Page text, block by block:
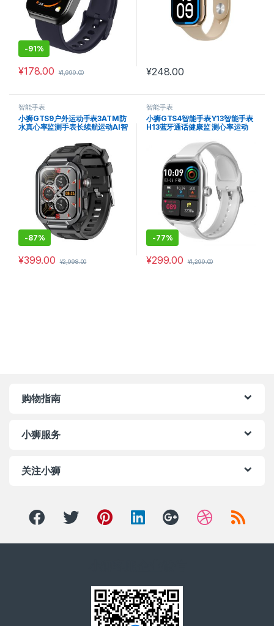
-91%
¥178.00 ¥1,999.00 ¥248.00
智能手表
小狮GTS9户外运动手表3ATM防
水真心率监测手表长续航运动AI智
-87%
¥399.00 ¥2,998.00
智能手表
小狮GTS4智能手表Y13智能手表
H13蓝牙通话健康监 测心率运动
-77%
¥299.00 ¥1,299.00
购物指南
小狮服务
关注小狮